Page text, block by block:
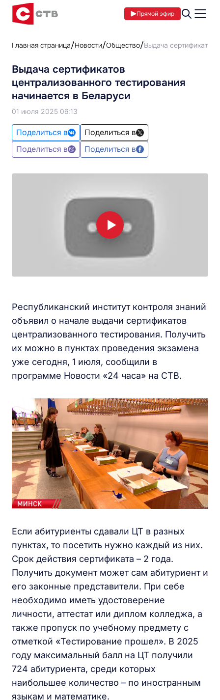
Прямой эфир
Главная страница Новости Общество Выдача сертификатов
Выдача сертификатов
централизованного тестирования
начинается в Беларуси
01 июля 2025 06:13
Поделиться в
Поделиться в
Поделиться в
Поделиться в
Республиканский институт контроля знаний
объявил о начале выдачи сертификатов
централизованного тестирования. Получить
их можно в пунктах проведения экзамена
уже сегодня, 1 июля, сообщили в
программе Новости «24 часа» на СТВ.
Если абитуриенты сдавали ЦТ в разных
пунктах, то посетить нужно каждый из них.
Срок действия сертификата – 2 года.
Получить документ может сам абитуриент и
его законные представители. При себе
необходимо иметь удостоверение
личности, аттестат или диплом колледжа, а
также пропуск по учебному предмету с
отметкой «Тестирование прошел». В 2025
году максимальный балл на ЦТ получили
724 абитуриента, среди которых
наибольшее количество – по иностранным
языкам и математике.